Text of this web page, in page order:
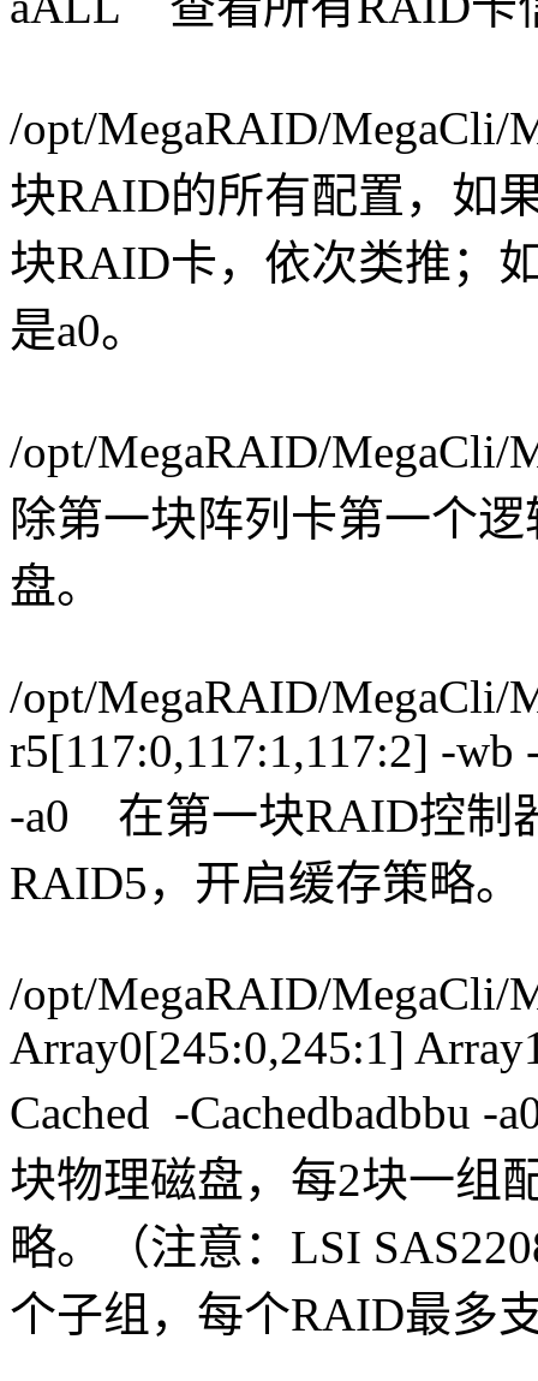
/opt/MegaRAID/
块RAID的所有配置，如
块RAID卡，依次类推；
是a0。
/opt/MegaRAID/
除第一块阵列卡第一个
盘。
/opt/MegaRAID/MegaCli/
r5[117:0,117:1,117:2] -wb
-a0 在第一块RAID控制
RAID5，开启缓存策略。
/opt/MegaRAID/MegaCli/
Array0[245:0,245:1]
Cached -Cachedbadbbu
块物理磁盘，每2块一组
略。（注意：LSI
个子组，每个RAID最多